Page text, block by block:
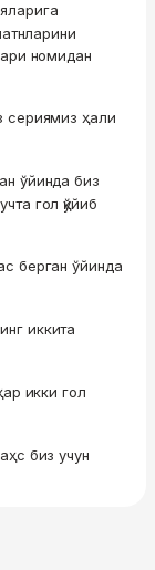
номидан
сериямиз ҳали
ўйинда биз
гол қўйиб
берган ўйинда
иккита
икки гол
биз учун